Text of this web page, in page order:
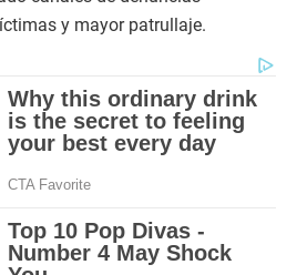
y mayor patrullaje.